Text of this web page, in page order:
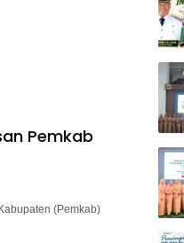
Pemkab
(Pemkab)